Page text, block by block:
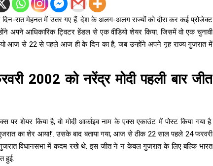
दिन-रात मेहनत में उतर गए हैं. देश के अलग-अलग राज्यों को दौरा कर कई प्रोजेक्ट
अपने आधिकारिक ट्विटर हेंडल से एक वीडियो शेयर किया. जिसमें वो एक चुनावी
आज से 22 से पहले आज ही के दिन का है, जब उन्होंने अपने गृह राज्य गुजरात में
2002 को नरेंद्र मोदी पहली बार जीत
पर शेयर किया है, वो मोदी आर्काइव नाम के एक्स एकाउंट में पोस्ट किया गया है.
का शेर आया!’. उसके बाद बताया गया, आज से ठीक 22 साल पहले 24 फरवरी
विधानसभा में कदम रखे थे. इस जीत ने न केवल गुजरात के लिए बल्कि भारत
हुई.